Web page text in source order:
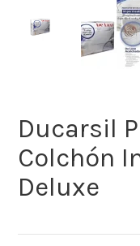
Ducarsil
Colchón
Deluxe